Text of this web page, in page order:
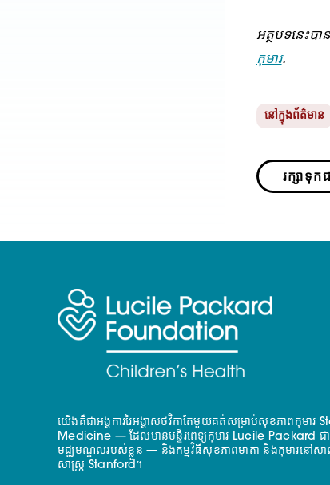
អត្ថបទនេះបា
កុមារ.
នៅក្នុងព័ត៌មាន
រក្សាទុក
យើងគឺជាអង្គការរៃអង្គាសថវិកាតែមួយគត់សម្រាប់សុខភាពកុមារ
Medicine — ដែលមានមន្ទីរពេទ្យកុមារ Lucile Packard ជា
មជ្ឈមណ្ឌលរបស់ខ្លួន — និងកម្មវិធីសុខភាពមាតា និងកុមារនៅសាល
សាស្ត្រ Stanford។